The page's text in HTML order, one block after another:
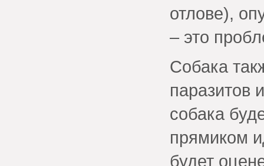
отлове),
– это
Собака
паразитов
собака
прямиком
будет